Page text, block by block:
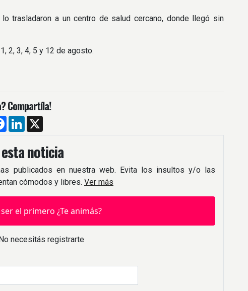
trasladaron a un centro de salud cercano, donde llegó sin
2, 3, 4, 5 y 12 de agosto.
Compartíla!
Facebook
LinkedIn
noticia
publicados en nuestra web. Evita los insultos y/o las
cómodos y libres. Ver más
el primero ¿Te animás?
necesitás registrarte